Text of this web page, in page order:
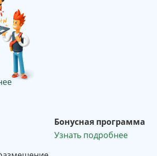
Бонусная программа
Узнать подробнее